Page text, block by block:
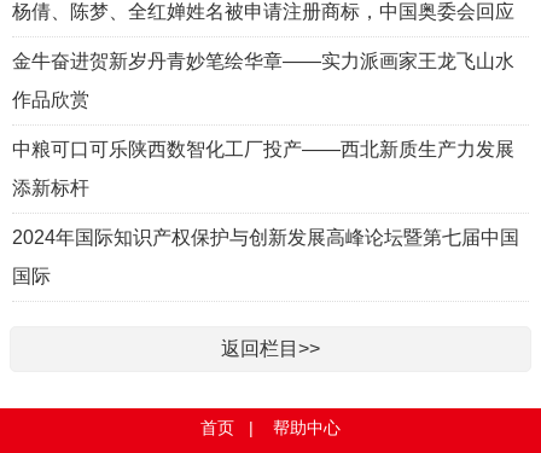
杨倩、陈梦、全红婵姓名被申请注册商标，中国奥委会回应
金牛奋进贺新岁丹青妙笔绘华章——实力派画家王龙飞山水
作品欣赏
中粮可口可乐陕西数智化工厂投产——西北新质生产力发展
添新标杆
2024年国际知识产权保护与创新发展高峰论坛暨第七届中国
国际
返回栏目>>
首页 | 帮助中心